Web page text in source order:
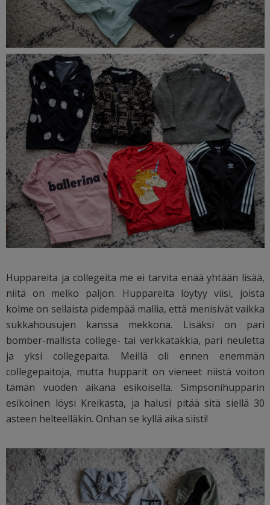
Huppareita ja collegeita me ei tarvita enää yhtään lisää,
niitä on melko paljon. Huppareita löytyy viisi, joista
kolme on sellaista pidempää mallia, että menisivät vaikka
sukkahousujen kanssa mekkona. Lisäksi on pari
bomber-mallista college- tai verkkatakkia, pari neuletta
ja yksi collegepaita. Meillä oli ennen enemmän
collegepaitoja, mutta hupparit on vieneet niistä voiton
tämän vuoden aikana esikoisella. Simpsonihupparin
esikoinen löysi Kreikasta, ja halusi pitää sitä siellä 30
asteen helteelläkin. Onhan se kyllä aika siisti!